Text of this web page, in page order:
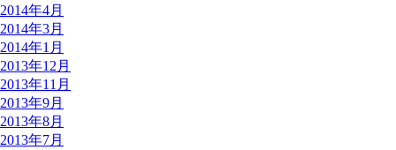
2014年4月
2014年3月
2014年1月
2013年12月
2013年11月
2013年9月
2013年8月
2013年7月